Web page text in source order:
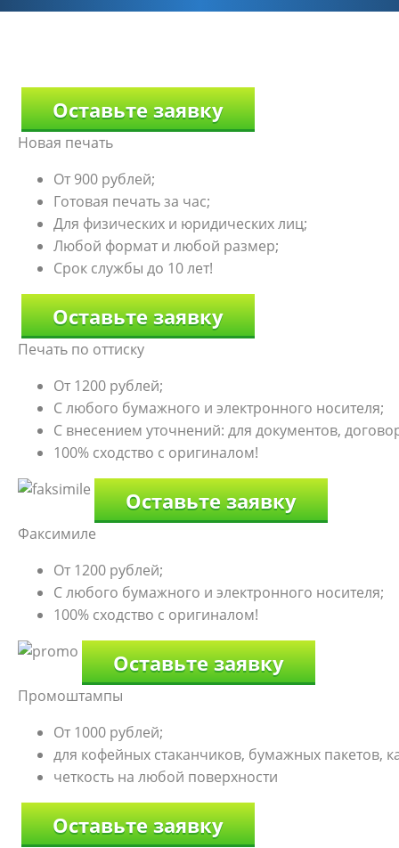
Оставьте заявку
Новая печать
От 900 рублей;
Готовая печать за час;
Для физических и юридических лиц;
Любой формат и любой размер;
Срок службы до 10 лет!
Оставьте заявку
Печать по оттиску
От 1200 рублей;
С любого бумажного и электронного носителя;
С внесением уточнений: для документов,
100% сходство с оригиналом!
Оставьте заявку
Факсимиле
От 1200 рублей;
С любого бумажного и электронного носителя;
100% сходство с оригиналом!
Оставьте заявку
Промоштампы
От 1000 рублей;
для кофейных стаканчиков, бумажных пакетов,
четкость на любой поверхности
Оставьте заявку